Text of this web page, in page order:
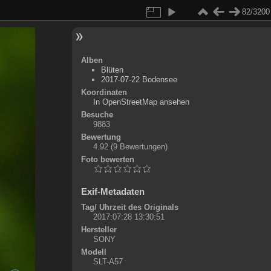
82/3200
Alben
Blüten
2017-07-22 Bodensee
Koordinaten
+
-
In OpenStreetMap ansehen
Besuche
9883
Bewertung
4.92 (9 Bewertungen)
Foto bewerten
Exif-Metadaten
Tag/ Uhrzeit des Originals
2017:07:28 13:30:51
Hersteller
SONY
Modell
SLT-A57